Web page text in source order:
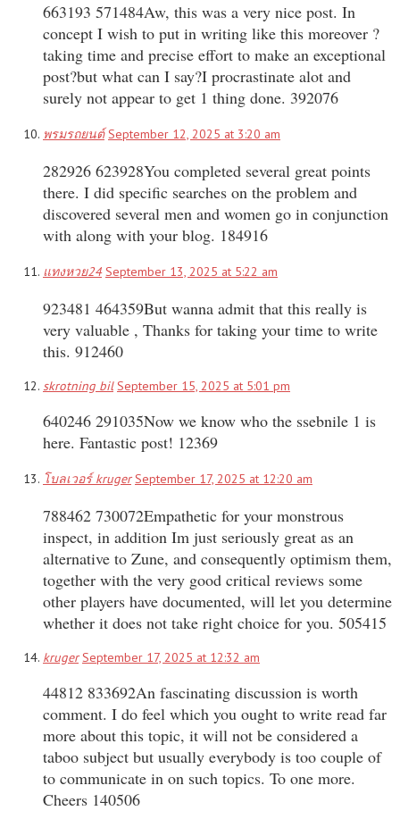
663193 571484Aw, this was a very nice post. In
concept I wish to put in writing like this moreover ?
taking time and precise effort to make an exceptional
post?but what can I say?I procrastinate alot and
surely not appear to get 1 thing done. 392076
พรมรถยนต์ September 12, 2025 at 3:20 am
282926 623928You completed several great points
there. I did specific searches on the problem and
discovered several men and women go in conjunction
with along with your blog. 184916
แทงหวย24 September 13, 2025 at 5:22 am
923481 464359But wanna admit that this really is
very valuable , Thanks for taking your time to write
this. 912460
skrotning bil September 15, 2025 at 5:01 pm
640246 291035Now we know who the ssebnile 1 is
here. Fantastic post! 12369
โบลเวอร์ kruger September 17, 2025 at 12:20 am
788462 730072Empathetic for your monstrous
inspect, in addition Im just seriously great as an
alternative to Zune, and consequently optimism them,
together with the very good critical reviews some
other players have documented, will let you determine
whether it does not take right choice for you. 505415
kruger September 17, 2025 at 12:32 am
44812 833692An fascinating discussion is worth
comment. I do feel which you ought to write read far
more about this topic, it will not be considered a
taboo subject but usually everybody is too couple of
to communicate in on such topics. To one more.
Cheers 140506